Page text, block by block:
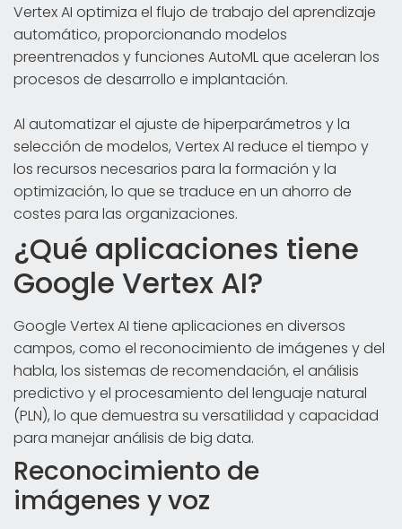
Vertex AI optimiza el flujo de trabajo del aprendizaje
automático, proporcionando modelos
preentrenados y funciones AutoML que aceleran los
procesos de desarrollo e implantación.
Al automatizar el ajuste de hiperparámetros y la
selección de modelos, Vertex AI reduce el tiempo y
los recursos necesarios para la formación y la
optimización, lo que se traduce en un ahorro de
costes para las organizaciones.
¿Qué aplicaciones tiene
Google Vertex AI?
Google Vertex AI tiene aplicaciones en diversos
campos, como el reconocimiento de imágenes y del
habla, los sistemas de recomendación, el análisis
predictivo y el procesamiento del lenguaje natural
(PLN), lo que demuestra su versatilidad y capacidad
para manejar análisis de big data.
Reconocimiento de
imágenes y voz